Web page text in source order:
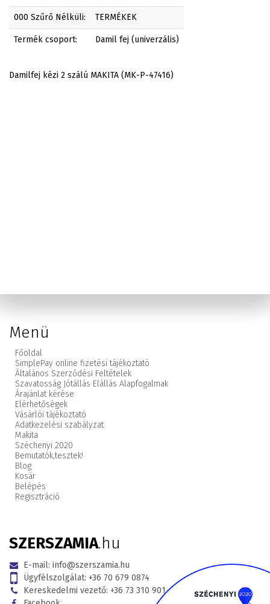
000 Szűrő Nélküli: TERMÉKEK
Termék csoport: Damil fej (univerzális)
Damilfej kézi 2 szálú MAKITA (MK-P-47416)
Menü
Főoldal
SimplePay online fizetési tájékoztató
Általános Szerződési Feltételek
Szavatosság Jótállás Elállás Alapfogalmak
Árajánlat kérése
Elérhetőségek
Vásárlói tájékoztató
Adatkezelési szabályzat
Makita
Széchenyi 2020
Bemutatók,tesztek!
Blog
Kosár
Belépés
Regisztráció
SZERSZAMIA.hu
E-mail: info@szerszamia.hu
Ügyfélszolgálat: +36 70 679 0874
Kereskedelmi vezető: +36 73 310 901